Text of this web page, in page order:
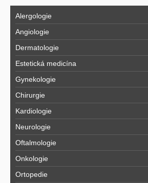
Alergologie
Angiologie
Dermatologie
Estetická medicína
Gynekologie
Chirurgie
Kardiologie
Neurologie
Oftalmologie
Onkologie
Ortopedie